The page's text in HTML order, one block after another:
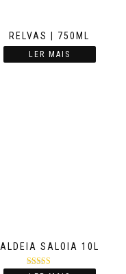
RELVAS | 750ML
LER MAIS
ALDEIA SALOIA 10L